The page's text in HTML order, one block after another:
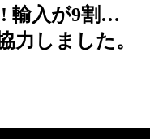
輸入が9割…
力しました。